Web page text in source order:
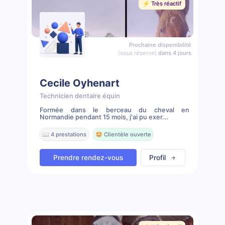
⚡️ Très réactif
Prochaine disponibilité
(sous réserve) dans 4 jours
Cecile Oyhenart
Technicien dentaire équin
Formée dans le berceau du cheval en
Normandie pendant 15 mois, j'ai pu exer...
📖 4 prestations 🤩 Clientèle ouverte
Prendre rendez-vous Profil